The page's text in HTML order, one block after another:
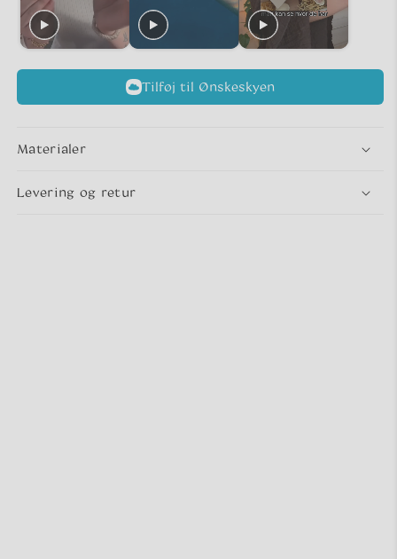
Tilføj til Ønskeskyen
Materialer
Levering og retur